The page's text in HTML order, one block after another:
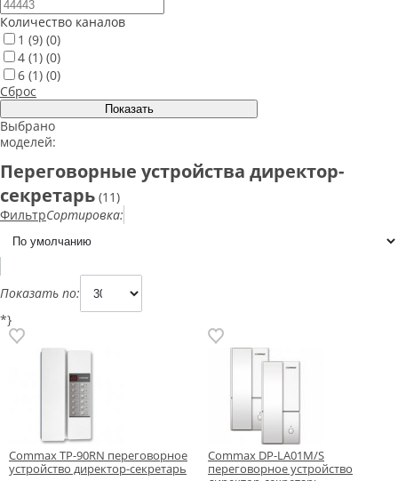
Количество каналов
1 (9) (0)
4 (1) (0)
6 (1) (0)
Сброс
Выбрано
моделей:
Переговорные устройства директор-
секретарь (11)
ФильтрСортировка:
Показать по:
*}
Commax TP-90RN переговорное
устройство директор-секретарь
Commax DP-LA01M/S
переговорное устройство